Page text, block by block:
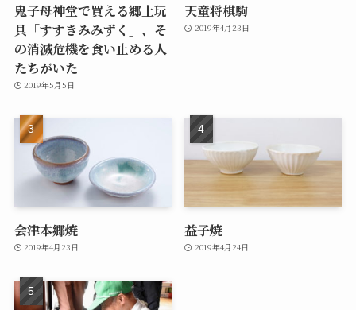
鬼子母神堂で買える郷土玩
具「すすきみみずく」、そ
の消滅危機を食い止める人
たちがいた
2019年5月5日
天童将棋駒
2019年4月23日
会津本郷焼
2019年4月23日
益子焼
2019年4月24日